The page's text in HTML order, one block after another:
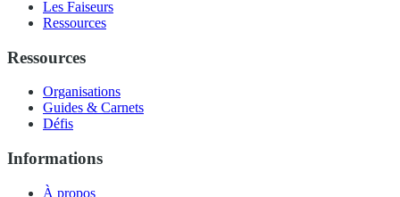
Les Faiseurs
Ressources
Ressources
Organisations
Guides & Carnets
Défis
Informations
À propos